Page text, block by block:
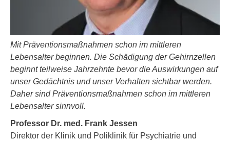
Mit Präventionsmaßnahmen schon im mittleren
Lebensalter beginnen. Die Schädigung der Gehirnzellen
beginnt teilweise Jahrzehnte bevor die Auswirkungen auf
unser Gedächtnis und unser Verhalten sichtbar werden.
Daher sind Präventionsmaßnahmen schon im mittleren
Lebensalter sinnvoll.
Professor Dr. med. Frank Jessen
Direktor der Klinik und Poliklinik für Psychiatrie und